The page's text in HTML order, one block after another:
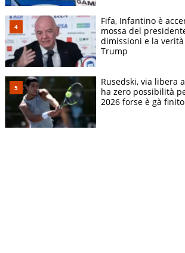
Fifa, Infantino è
mossa del
dimissioni e la
Trump
Rusedski, via libera
ha zero possibilità
2026 forse è gà